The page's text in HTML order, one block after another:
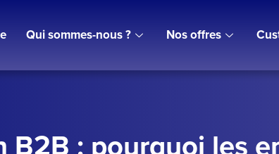
Qui sommes-nous ? Nos offres